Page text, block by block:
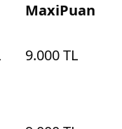
MaxiPuan
9.000 TL